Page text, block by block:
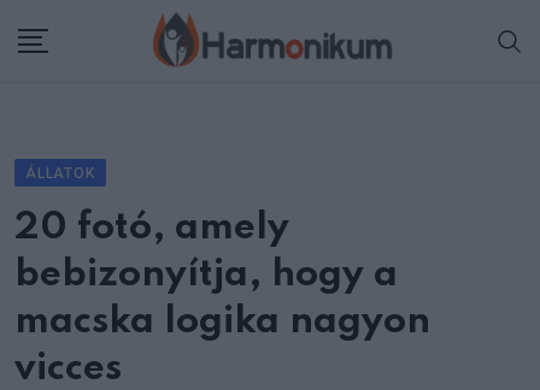
ÁLLATOK
20 fotó, amely
bebizonyítja, hogy a
macska logika nagyon
vicces